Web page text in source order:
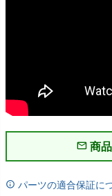
商
パーツの適合保証に